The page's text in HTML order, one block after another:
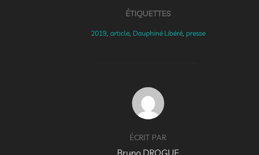
ÉTIQUETTES
2019, article, Dauphiné Libéré, presse
AUTEUR DE LA PUBLICATION
ÉCRIT PAR